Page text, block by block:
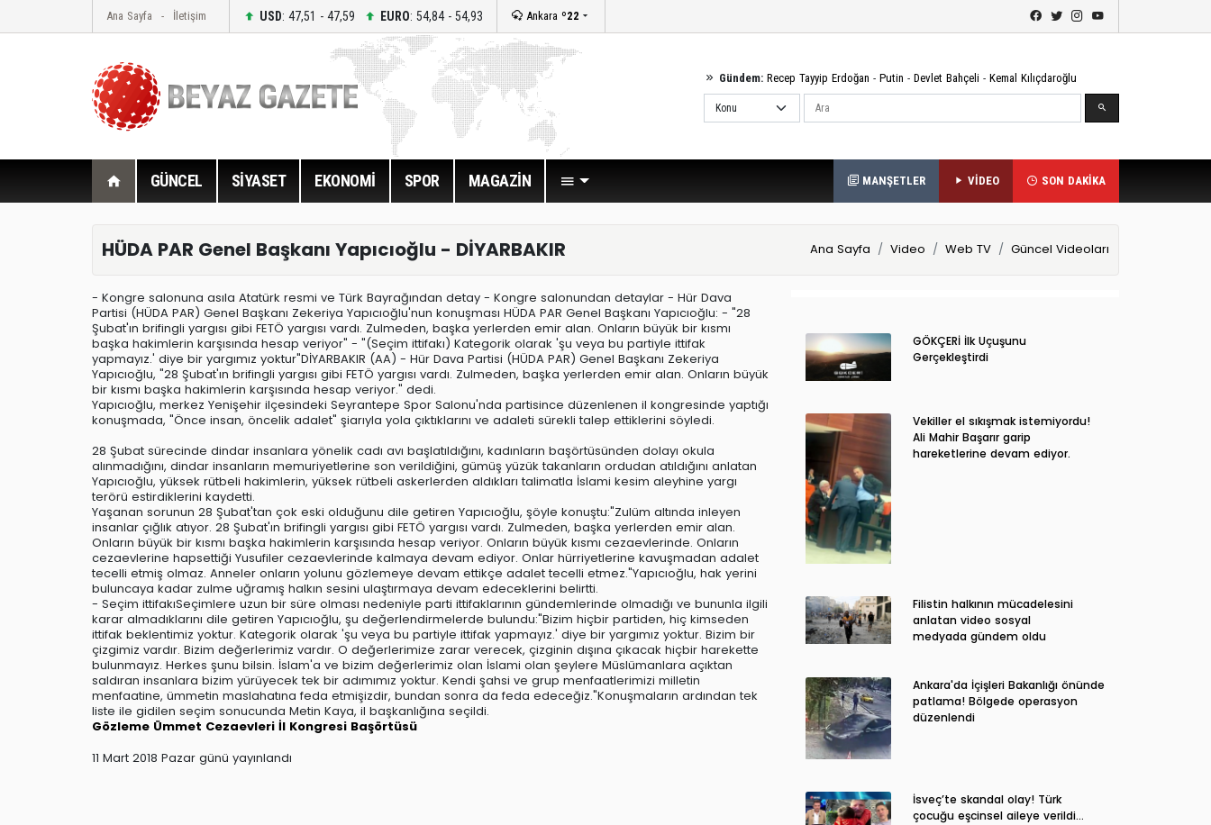
Ana Sayfa İletişim USD: 47,51 - 47,59 EURO: 54,84 - 54,93 Ankara º22
Gündem: Recep Tayyip Erdoğan - Putin - Devlet Bahçeli - Kemal Kılıçdaroğlu
Ara
GÜNCEL SİYASET EKONOMİ SPOR MAGAZİN MANŞETLER VİDEO SON DAKİKA
HÜDA PAR Genel Başkanı Yapıcıoğlu - DİYARBAKIR Ana Sayfa Video Web TV Güncel Videoları
- Kongre salonuna asıla Atatürk resmi ve Türk Bayrağından detay - Kongre salonundan detaylar - Hür Dava
Partisi (HÜDA PAR) Genel Başkanı Zekeriya Yapıcıoğlu'nun konuşması HÜDA PAR Genel Başkanı Yapıcıoğlu: - "28
Şubat'ın brifingli yargısı gibi FETÖ yargısı vardı. Zulmeden, başka yerlerden emir alan. Onların büyük bir kısmı
başka hakimlerin karşısında hesap veriyor" - "(Seçim ittifakı) Kategorik olarak 'şu veya bu partiyle ittifak
yapmayız.' diye bir yargımız yoktur"DİYARBAKIR (AA) - Hür Dava Partisi (HÜDA PAR) Genel Başkanı Zekeriya
Yapıcıoğlu, "28 Şubat'ın brifingli yargısı gibi FETÖ yargısı vardı. Zulmeden, başka yerlerden emir alan. Onların büyük
bir kısmı başka hakimlerin karşısında hesap veriyor." dedi.
Yapıcıoğlu, merkez Yenişehir ilçesindeki Seyrantepe Spor Salonu'nda partisince düzenlenen il kongresinde yaptığı
konuşmada, "Önce insan, öncelik adalet" şiarıyla yola çıktıklarını ve adaleti sürekli talep ettiklerini söyledi.
28 Şubat sürecinde dindar insanlara yönelik cadı avı başlatıldığını, kadınların başörtüsünden dolayı okula
alınmadığını, dindar insanların memuriyetlerine son verildiğini, gümüş yüzük takanların ordudan atıldığını anlatan
Yapıcıoğlu, yüksek rütbeli hakimlerin, yüksek rütbeli askerlerden aldıkları talimatla İslami kesim aleyhine yargı
terörü estirdiklerini kaydetti.
Yaşanan sorunun 28 Şubat'tan çok eski olduğunu dile getiren Yapıcıoğlu, şöyle konuştu:"Zulüm altında inleyen
insanlar çığlık atıyor. 28 Şubat'ın brifingli yargısı gibi FETÖ yargısı vardı. Zulmeden, başka yerlerden emir alan.
Onların büyük bir kısmı başka hakimlerin karşısında hesap veriyor. Onların büyük kısmı cezaevlerinde. Onların
cezaevlerine hapsettiği Yusufiler cezaevlerinde kalmaya devam ediyor. Onlar hürriyetlerine kavuşmadan adalet
tecelli etmiş olmaz. Anneler onların yolunu gözlemeye devam ettikçe adalet tecelli etmez."Yapıcıoğlu, hak yerini
buluncaya kadar zulme uğramış halkın sesini ulaştırmaya devam edeceklerini belirtti.
- Seçim ittifakıSeçimlere uzun bir süre olması nedeniyle parti ittifaklarının gündemlerinde olmadığı ve bununla ilgili
karar almadıklarını dile getiren Yapıcıoğlu, şu değerlendirmelerde bulundu:"Bizim hiçbir partiden, hiç kimseden
ittifak beklentimiz yoktur. Kategorik olarak 'şu veya bu partiyle ittifak yapmayız.' diye bir yargımız yoktur. Bizim bir
çizgimiz vardır. Bizim değerlerimiz vardır. O değerlerimize zarar verecek, çizginin dışına çıkacak hiçbir harekette
bulunmayız. Herkes şunu bilsin. İslam'a ve bizim değerlerimiz olan İslami olan şeylere Müslümanlara açıktan
saldıran insanlara bizim yürüyecek tek bir adımımız yoktur. Kendi şahsi ve grup menfaatlerimizi milletin
menfaatine, ümmetin maslahatına feda etmişizdir, bundan sonra da feda edeceğiz."Konuşmaların ardından tek
liste ile gidilen seçim sonucunda Metin Kaya, il başkanlığına seçildi.
Gözleme Ümmet Cezaevleri İl Kongresi Başörtüsü
11 Mart 2018 Pazar günü yayınlandı
GÖKÇERİ İlk Uçuşunu
Gerçekleştirdi
Vekiller el sıkışmak istemiyordu!
Ali Mahir Başarır garip
hareketlerine devam ediyor.
Filistin halkının mücadelesini
anlatan video sosyal
medyada gündem oldu
Ankara'da İçişleri Bakanlığı önünde
patlama! Bölgede operasyon
düzenlendi
İsveç’te skandal olay! Türk
çocuğu eşcinsel aileye verildi…